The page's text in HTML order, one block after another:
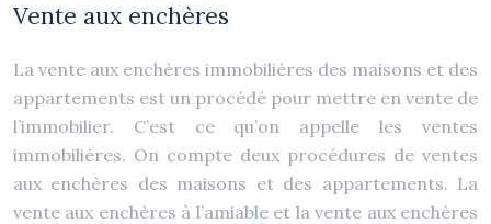
Vente aux enchères
La vente aux enchères immobilières des maisons et des
appartements est un procédé pour mettre en vente de
l’immobilier. C’est ce qu’on appelle les ventes
immobilières. On compte deux procédures de ventes
aux enchères des maisons et des appartements. La
vente aux enchères à l’amiable et la vente aux enchères